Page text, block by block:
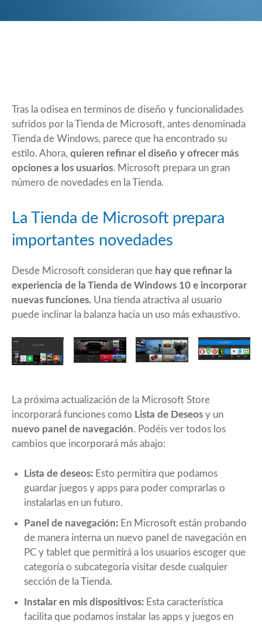
Tras la odisea en terminos de diseño y funcionalidades
sufridos por la Tienda de Microsoft, antes denominada
Tienda de Windows, parece que ha encontrado su
estilo. Ahora, quieren refinar el diseño y ofrecer más
opciones a los usuarios. Microsoft prepara un gran
número de novedades en la Tienda.
La Tienda de Microsoft prepara
importantes novedades
Desde Microsoft consideran que hay que refinar la
experiencia de la Tienda de Windows 10 e incorporar
nuevas funciones. Una tienda atractiva al usuario
puede inclinar la balanza hacia un uso más exhaustivo.
La próxima actualización de la Microsoft Store
incorporará funciones como Lista de Deseos y un
nuevo panel de navegación. Podéis ver todos los
cambios que incorporará más abajo:
Lista de deseos: Esto permitira que podamos
guardar juegos y apps para poder comprarlas o
instalarlas en un futuro.
Panel de navegación: En Microsoft están probando
de manera interna un nuevo panel de navegación en
PC y tablet que permitirá a los usuarios escoger que
categoría o subcategoría visitar desde cualquier
sección de la Tienda.
Instalar en mis dispositivos: Esta característica
facilita que podamos instalar las apps y juegos en